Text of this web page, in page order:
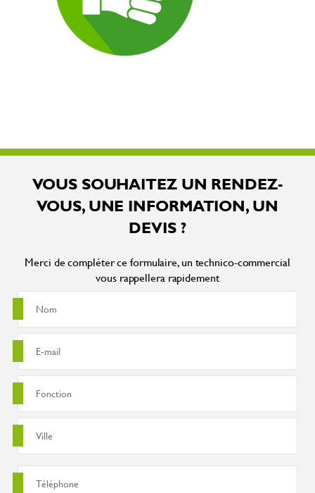
VOUS SOUHAITEZ UN RENDEZ-
VOUS, UNE INFORMATION, UN
DEVIS ?
Merci de compléter ce formulaire, un technico-commercial
vous rappellera rapidement